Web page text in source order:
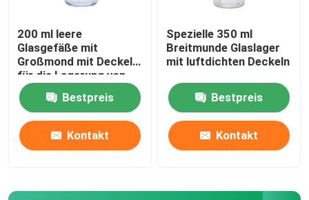
200 ml leere
Glasgefäße mit
Großmond mit Deckel
für die Lagerung von
Lebensmitteln
Bestpreis
Kontakt
Spezielle 350 ml
Breitmunde Glaslager
mit luftdichten Deckeln
Bestpreis
Kontakt